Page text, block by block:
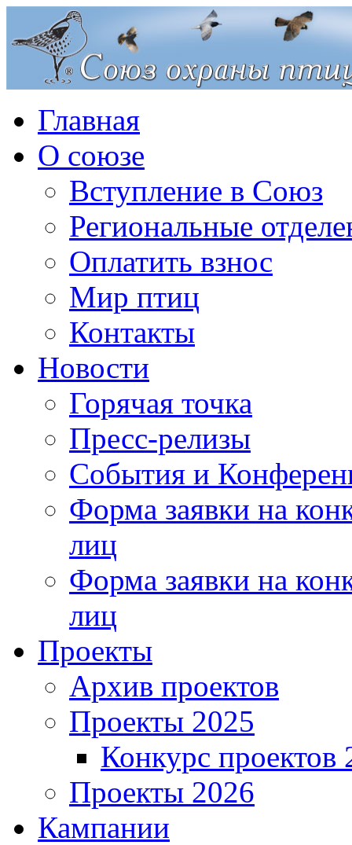
Главная
О союзе
Вступление в Союз
Региональные
Оплатить взнос
Мир птиц
Контакты
Новости
Горячая точка
Пресс-релизы
События и
Форма заявки на
лиц
Форма заявки на
лиц
Проекты
Архив проектов
Проекты 2025
Конкурс проектов
Проекты 2026
Кампании